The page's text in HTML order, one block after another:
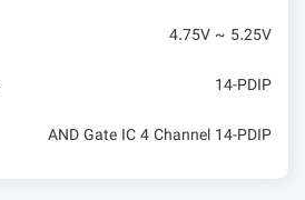
4.75V ~ 5.25V
14-PDIP
AND Gate IC 4 Channel 14-PDIP